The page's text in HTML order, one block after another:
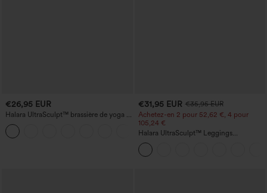
€26,95 EUR
Halara UltraSculpt™ brassière de yoga et
de sport, maintien léger, bonnets moulés
à effet push-up
€31,95 EUR €35,95 EUR
Achetez-en 2 pour 52,62 €, 4 pour
105,24 €
Halara UltraSculpt™ Leggings
d'entraînement sculptants taille haute,
effet ventre plat, avec poche